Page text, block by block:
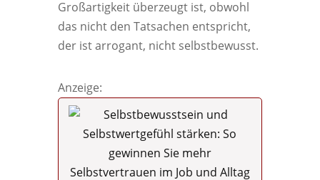
Großartigkeit überzeugt ist, obwohl
das nicht den Tatsachen entspricht,
der ist arrogant, nicht selbstbewusst.
Anzeige: